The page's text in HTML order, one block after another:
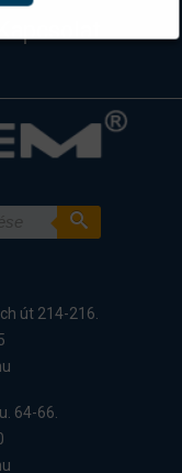
út 214-216.
64-66.